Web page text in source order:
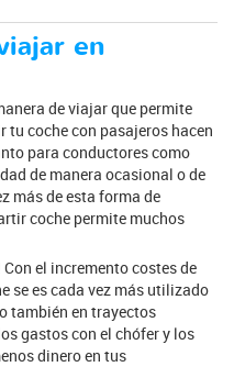
en
de viajar que permite
coche con pasajeros hacen
para conductores como
de manera ocasional o de
más de esta forma de
coche permite muchos
el incremento costes de
se es cada vez más utilizado
también en trayectos
gastos con el chófer y los
dinero en tus